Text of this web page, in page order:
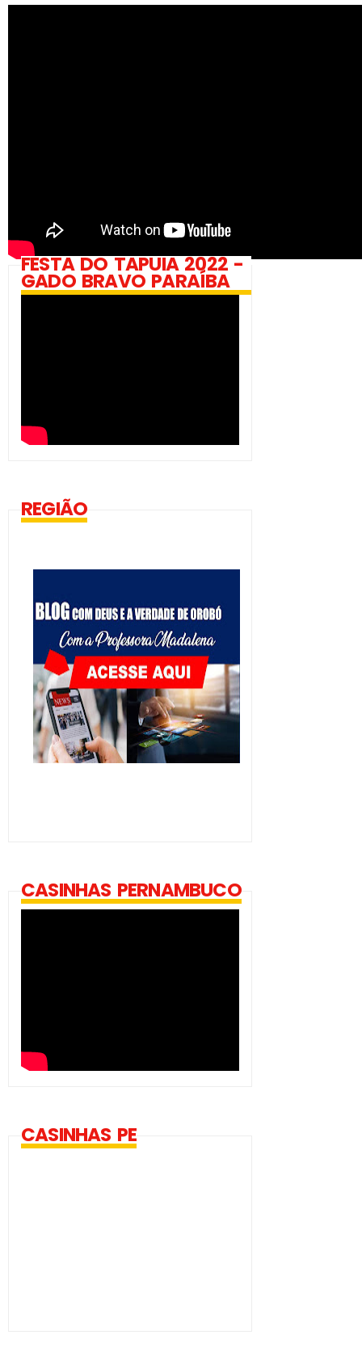
FESTA DO TAPUIA 2022 -
GADO BRAVO PARAÍBA
REGIÃO
CASINHAS PERNAMBUCO
CASINHAS PE